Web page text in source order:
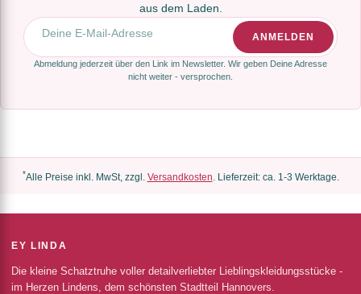
aus dem Laden.
E-Mail-Adresse
ANMELDEN
Abmeldung jederzeit über den Link im Newsletter. Wir geben Deine Adresse
nicht weiter - versprochen.
*Alle Preise inkl. MwSt, zzgl. Versandkosten . Lieferzeit: ca. 1-3 Werktage.
EY LINDA
Die kleine Schatztruhe voller detailverliebter Lieblingskleidungsstücke -
im Herzen Lindens, dem schönsten Stadtteil Hannovers.